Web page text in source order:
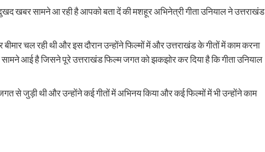
खबर सामने आ रही है आपको बता दें की मशहूर अभिनेत्री गीता उनियाल ने उत्तराखंड
बीमार चल रही थी और इस दौरान उन्होंने फिल्मों में और उत्तराखंड के गीतों में काम करना
आई है जिसने पूरे उत्तराखंड फिल्म जगत को झकझोर कर दिया है कि गीता उनियाल
से जुड़ी थी और उन्होंने कई गीतों में अभिनय किया और कई फिल्मों में भी उन्होंने काम